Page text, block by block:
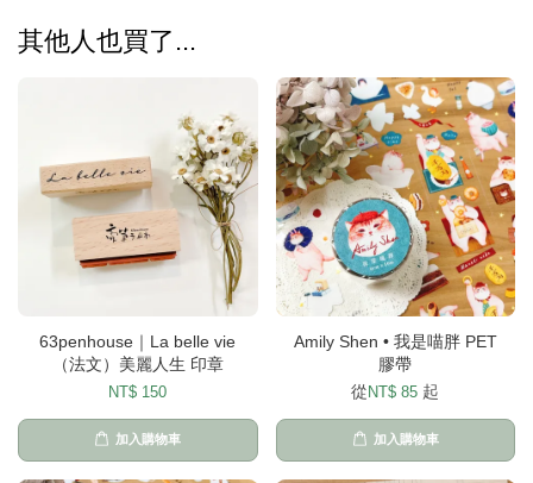
其他人也買了...
63penhouse｜La belle vie
（法文）美麗人生 印章
NT$ 150
加入購物車
Amily Shen • 我是喵胖 PET
膠帶
從 NT$ 85 起
加入購物車